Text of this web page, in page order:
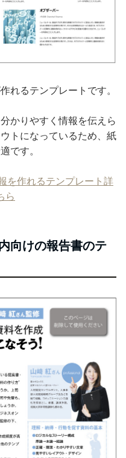
れるテンプレートです。
かりやすく情報を伝えら
トになっているため、紙
です。
を作れるテンプレート詳
ら
向けの報告書のテ